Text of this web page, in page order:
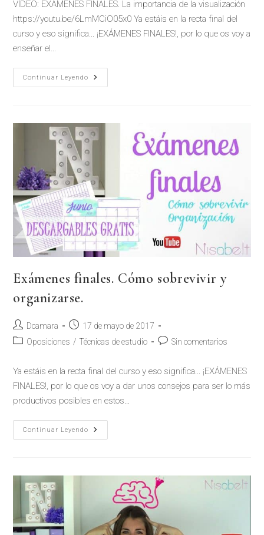
VÍDEO: EXÁMENES FINALES. La importancia de la visualización
https://youtu.be/6LmMCiO05x0 Ya estáis en la recta final del
curso y eso significa... ¡EXÁMENES FINALES!, por lo que os voy a
enseñar el…
Continuar Leyendo
Exámenes finales. Cómo sobrevivir y
organizarse.
Dcamara
17 de mayo de 2017
Oposiciones / Técnicas de estudio Sin comentarios
Ya estáis en la recta final del curso y eso significa... ¡EXÁMENES
FINALES!, por lo que os voy a dar unos consejos para ser lo más
productivos posibles en estos…
Continuar Leyendo